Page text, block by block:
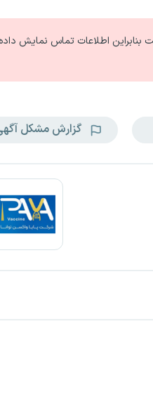
اطلاعات تماس نمایش داده
گزارش مشکل